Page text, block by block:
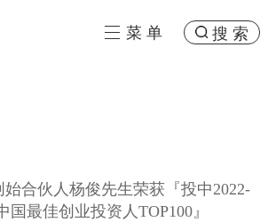
菜 单 搜 索
始合伙人杨俊先生荣获『投中2022-
国最佳创业投资人TOP100』